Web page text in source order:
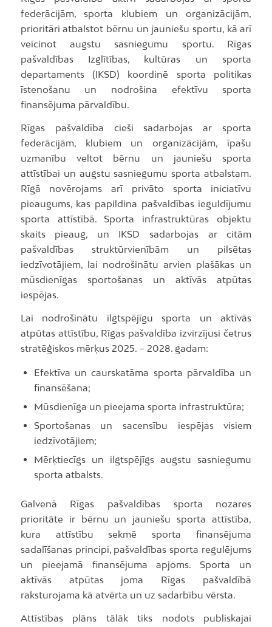
federācijām, sporta klubiem un organizācijām,
prioritāri atbalstot bērnu un jauniešu sportu, kā arī
veicinot augstu sasniegumu sportu. Rīgas
pašvaldības Izglītības, kultūras un sporta
departaments (IKSD) koordinē sporta politikas
īstenošanu un nodrošina efektīvu sporta
finansējuma pārvaldību.
Rīgas pašvaldība cieši sadarbojas ar sporta
federācijām, klubiem un organizācijām, īpašu
uzmanību veltot bērnu un jauniešu sporta
attīstībai un augstu sasniegumu sporta atbalstam.
Rīgā novērojams arī privāto sporta iniciatīvu
pieaugums, kas papildina pašvaldības ieguldījumu
sporta attīstībā. Sporta infrastruktūras objektu
skaits pieaug, un IKSD sadarbojas ar citām
pašvaldības struktūrvienībām un pilsētas
iedzīvotājiem, lai nodrošinātu arvien plašākas un
mūsdienīgas sportošanas un aktīvās atpūtas
iespējas.
Lai nodrošinātu ilgtspējīgu sporta un aktīvās
atpūtas attīstību, Rīgas pašvaldība izvirzījusi četrus
stratēģiskos mērķus 2025. – 2028. gadam:
Efektīva un caurskatāma sporta pārvaldība un
finansēšana;
Mūsdienīga un pieejama sporta infrastruktūra;
Sportošanas un sacensību iespējas visiem
iedzīvotājiem;
Mērķtiecīgs un ilgtspējīgs augstu sasniegumu
sporta atbalsts.
Galvenā Rīgas pašvaldības sporta nozares
prioritāte ir bērnu un jauniešu sporta attīstība,
kura attīstību sekmē sporta finansējuma
sadalīšanas principi, pašvaldības sporta regulējums
un pieejamā finansējuma apjoms. Sporta un
aktīvās atpūtas joma Rīgas pašvaldībā
raksturojama kā atvērta un uz sadarbību vērsta.
Attīstības plāns tālāk tiks nodots publiskajai